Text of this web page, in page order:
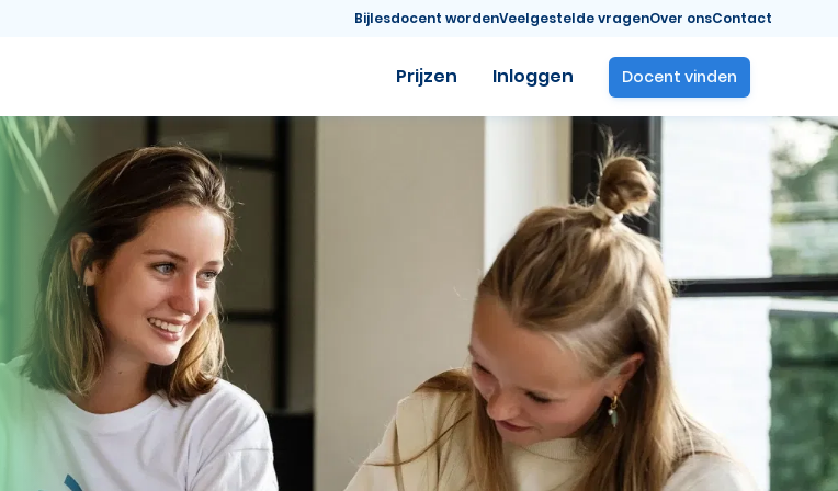
Bijlesdocent wordenVeelgestelde vragenOver onsContact
Prijzen Inloggen Docent vinden